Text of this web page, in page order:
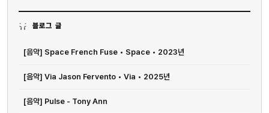
블로그 글
[음악] Space French Fuse • Space • 2023년
[음악] Via Jason Fervento • Via • 2025년
[음악] Pulse - Tony Ann